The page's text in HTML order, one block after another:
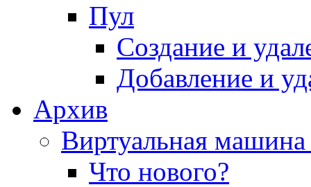
Пул
Создание и
Добавление и
Архив
Виртуальная
Что нового?